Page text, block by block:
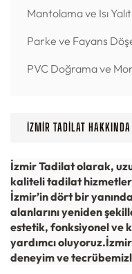
Mantolama ve Isı
Parke ve Fayans
PVC Doğrama ve
İZMIR TADILAT HAKKINDA
İzmir Tadilat olarak,
kaliteli tadilat
İzmir’in dört bir
alanlarını yeniden
estetik, fonksiyonel ve
yardımcı oluyoruz.
deneyim ve